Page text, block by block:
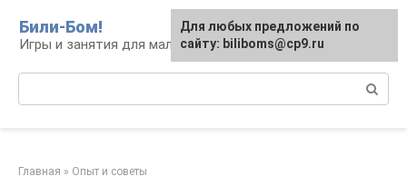
контенту
Били-Бом!
Игры и занятия для малышей и школьников
Главная » Опыт и советы
Для любых предложений по
сайту: biliboms@cp9.ru